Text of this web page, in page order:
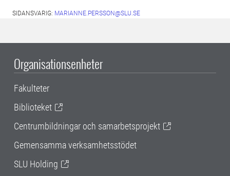
SIDANSVARIG: MARIANNE.PERSSON@SLU.SE
Organisationsenheter
Fakulteter
Biblioteket
Centrumbildningar och samarbetsprojekt
Gemensamma verksamhetsstödet
SLU Holding